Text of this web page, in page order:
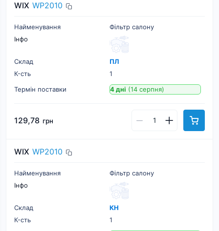
WIX WP2010
Найменування
Фільтр салону
Інфо
Склад
ПЛ
К-cть
1
Термін поставки
4 дні (14 серпня)
129,78 грн
WIX WP2010
Найменування
Фільтр салону
Інфо
Склад
КН
К-cть
1